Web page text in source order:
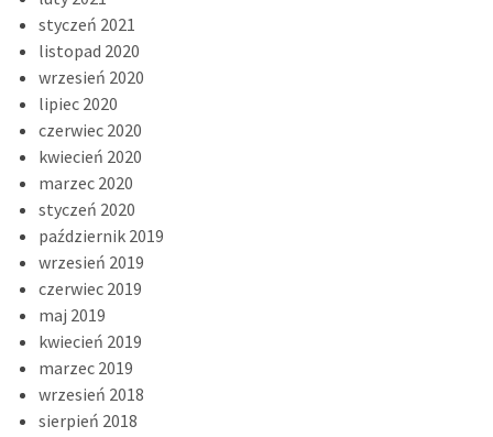
styczeń 2021
listopad 2020
wrzesień 2020
lipiec 2020
czerwiec 2020
kwiecień 2020
marzec 2020
styczeń 2020
październik 2019
wrzesień 2019
czerwiec 2019
maj 2019
kwiecień 2019
marzec 2019
wrzesień 2018
sierpień 2018